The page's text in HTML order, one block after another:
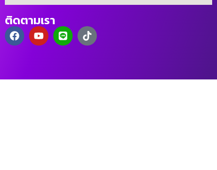
ติดตามเรา